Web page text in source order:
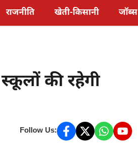
राजनीति खेती-किसानी जॉब्स
की रहेगी
Follow Us: